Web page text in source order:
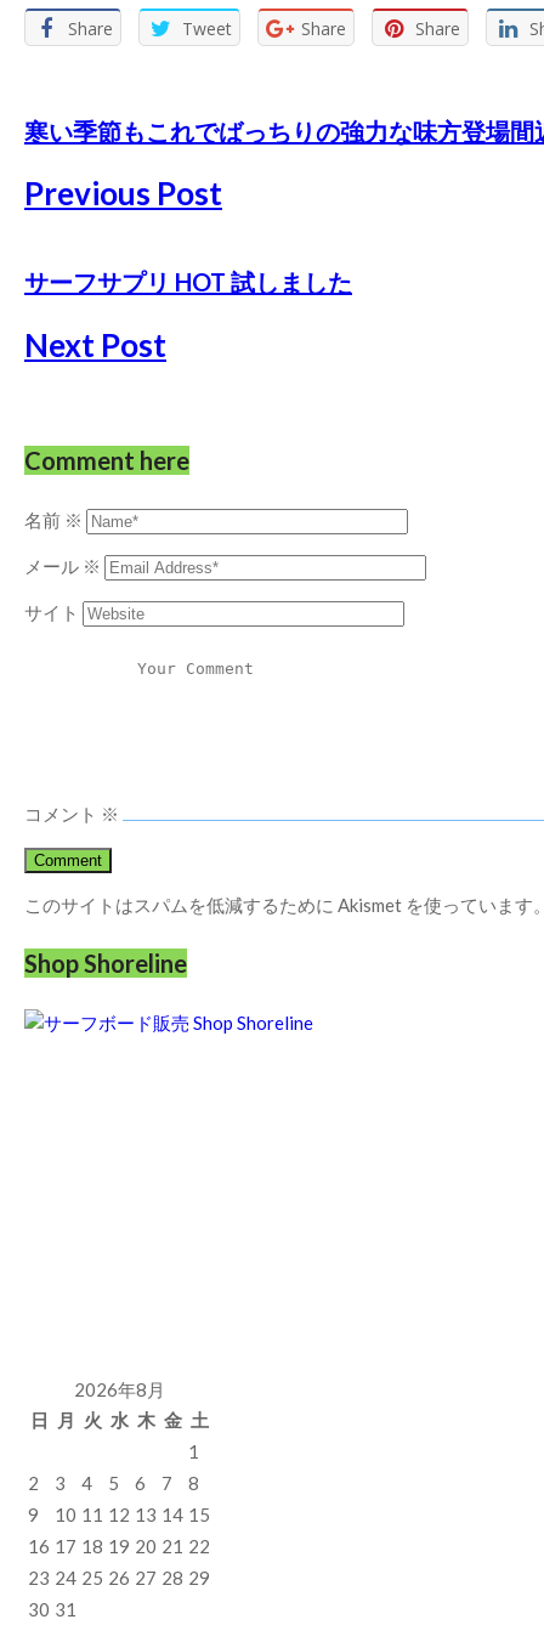
Share Tweet Share Share
寒い季節もこれでばっちりの強力な味方登場間
Previous Post
サーフサプリ HOT 試しました
Next Post
Comment here
名前 ※
メール ※
サイト
コメント ※
このサイトはスパムを低減するために Akismet を使っています。
Shop Shoreline
2026年8月
日
月 火 水 木 金 土
1
2
3 4 5 6 7
8
9
10 11 12 13 14 15
16 17 18 19 20 21 22
23 24 25 26 27 28 29
30 31